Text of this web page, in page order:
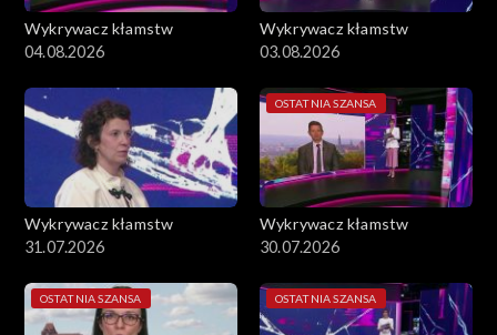
Wykrywacz kłamstw
04.08.2026
Wykrywacz kłamstw
03.08.2026
Wykrywacz kłamstw
31.07.2026
OSTATNIA SZANSA
Wykrywacz kłamstw
30.07.2026
OSTATNIA SZANSA OSTATNIA SZANSA